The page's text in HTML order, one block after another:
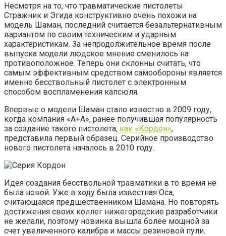
Несмотря на то, что травматические пистолеты
Стражник и Эгида конструктивно очень похожи на
модель Шаман, последний считается безальтернативным
вариантом по своим техническим и ударным
характеристикам. За непродолжительное время после
выпуска модели людское мнение сменилось на
противоположное. Теперь они склонны считать, что
самым эффективным средством самообороны является
именно бесствольный пистолет с электронным
способом воспламенения капсюля.
Впервые о модели Шаман стало известно в 2009 году,
когда компания «А+А», ранее получившая популярность
за создание такого пистолета, как «Кордон»,
представила первый образец. Серийное производство
нового пистолета началось в 2010 году.
Идея создания бесствольной травматики в то время не
была новой. Уже в ходу была известная Оса,
считающаяся предшественником Шамана. Но повторять
достижения своих коллег нижегородские разработчики
не желали, поэтому новинка вышла более мощной за
счет увеличенного калибра и массы резиновой пули.